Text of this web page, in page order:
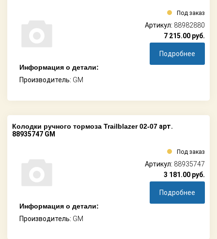
Информация о детали:
Производитель: GM
Под заказ
Артикул: 88982880
7 215.00 руб.
Подробнее
Колодки ручного тормоза Trailblazer 02-07 арт.
88935747 GM
Информация о детали:
Производитель: GM
Под заказ
Артикул: 88935747
3 181.00 руб.
Подробнее